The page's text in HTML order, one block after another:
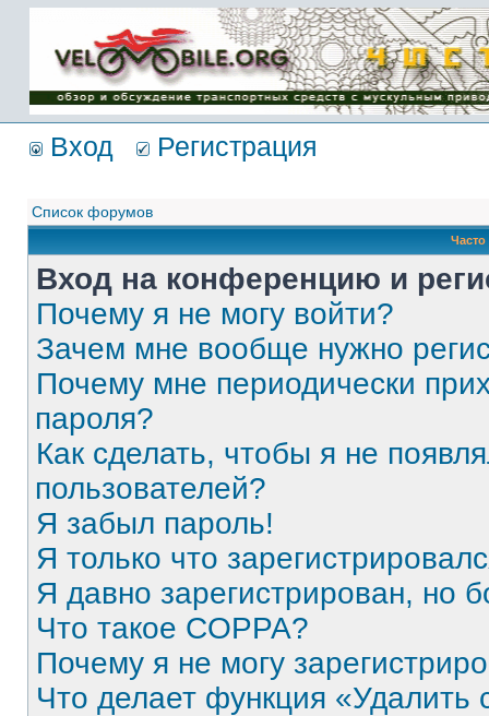
Имя пользователя:
Пароль:
{ LOG_ME_IN_SHORT
}
Вход Регистрация
Список форумов
Вход на конференцию и
Почему я не могу войти?
Зачем мне вообще нужно
Почему мне периодически
пароля?
Как сделать, чтобы я не
пользователей?
Я забыл пароль!
Я только что
Я давно зарегистрирован, но
Что такое COPPA?
Почему я не могу
Что делает функция